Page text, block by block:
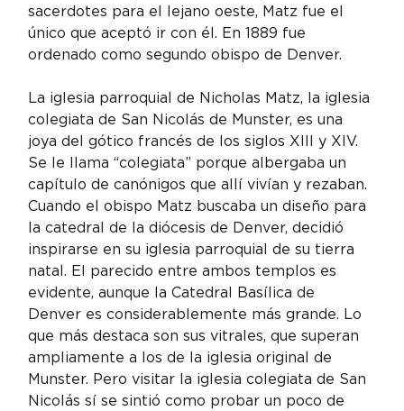
sacerdotes para el lejano oeste, Matz fue el
único que aceptó ir con él. En 1889 fue
ordenado como segundo obispo de Denver.
La iglesia parroquial de Nicholas Matz, la iglesia
colegiata de San Nicolás de Munster, es una
joya del gótico francés de los siglos XIII y XIV.
Se le llama “colegiata” porque albergaba un
capítulo de canónigos que allí vivían y rezaban.
Cuando el obispo Matz buscaba un diseño para
la catedral de la diócesis de Denver, decidió
inspirarse en su iglesia parroquial de su tierra
natal. El parecido entre ambos templos es
evidente, aunque la Catedral Basílica de
Denver es considerablemente más grande. Lo
que más destaca son sus vitrales, que superan
ampliamente a los de la iglesia original de
Munster. Pero visitar la iglesia colegiata de San
Nicolás sí se sintió como probar un poco de